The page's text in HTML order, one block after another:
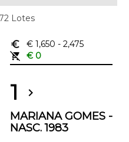
Lotes
euro_symbol € 1,650 - 2,475
remove_shopping_cart
€ 0
1 chevron_right
MARIANA GOMES -
NASC. 1983